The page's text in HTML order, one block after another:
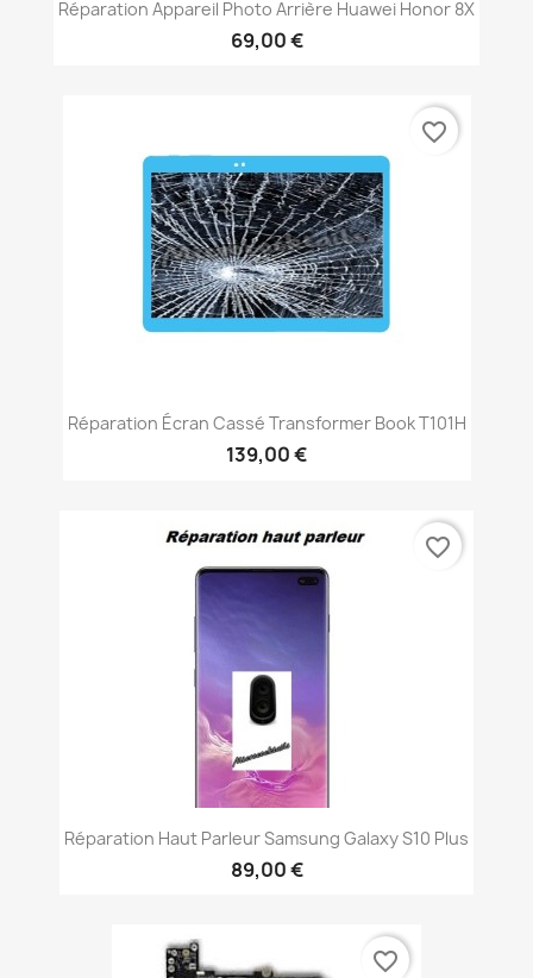
Réparation Appareil Photo Arrière Huawei Honor 8X
69,00 €
Réparation Écran Cassé Transformer Book T101H
139,00 €
favorite_border
Réparation Haut Parleur Samsung Galaxy S10 Plus
89,00 €
favorite_border
favorite_border